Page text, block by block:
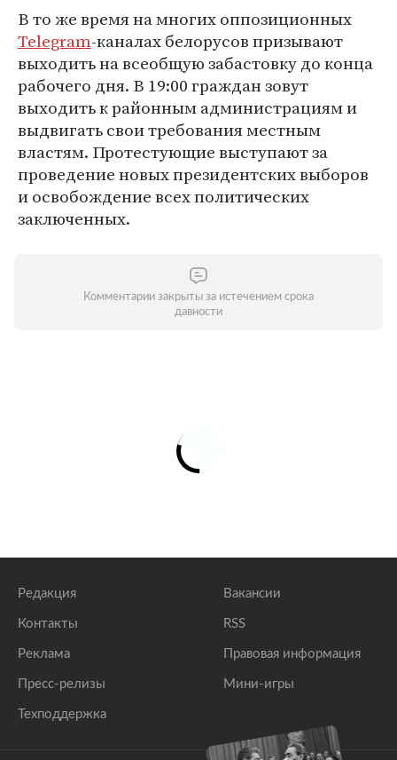
В то же время на многих оппозиционных
Telegram-каналах белорусов призывают
выходить на всеобщую забастовку до конца
рабочего дня. В 19:00 граждан зовут
выходить к районным администрациям и
выдвигать свои требования местным
властям. Протестующие выступают за
проведение новых президентских выборов
и освобождение всех политических
заключенных.
Комментарии закрыты за истечением срока
давности
Редакция
Контакты
Реклама
Пресс-релизы
Техподдержка
Вакансии
RSS
Правовая информация
Мини-игры